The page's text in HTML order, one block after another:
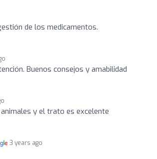
de los medicamentos.
Buenos consejos y amabilidad
y el trato es excelente
3 years ago